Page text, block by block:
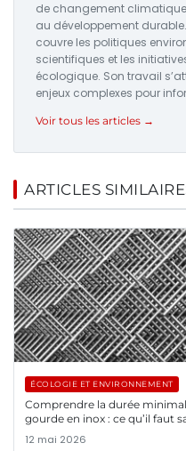
de changement
au développement
couvre les politiques
scientifiques et les
écologique. Son travail
enjeux complexes pour
Voir tous les articles →
ARTICLES
ÉCOLOGIE ET ENVIRONNEMENT
Comprendre la durée
gourde en inox : ce qu’il faut
12 mai 2026